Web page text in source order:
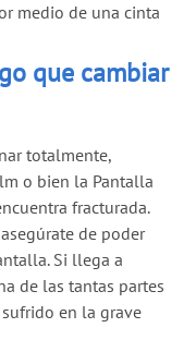
medio de una cinta
que cambiar
totalmente,
o bien la Pantalla
fracturada.
de poder
Si llega a
de las tantas partes
en la grave